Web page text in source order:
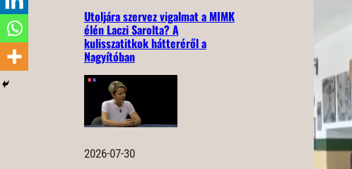
Utoljára szervez vigalmat a MIMK
élén Laczi Sarolta? A
kulisszatitkok hátteréről a
Nagyítóban
2026-07-30